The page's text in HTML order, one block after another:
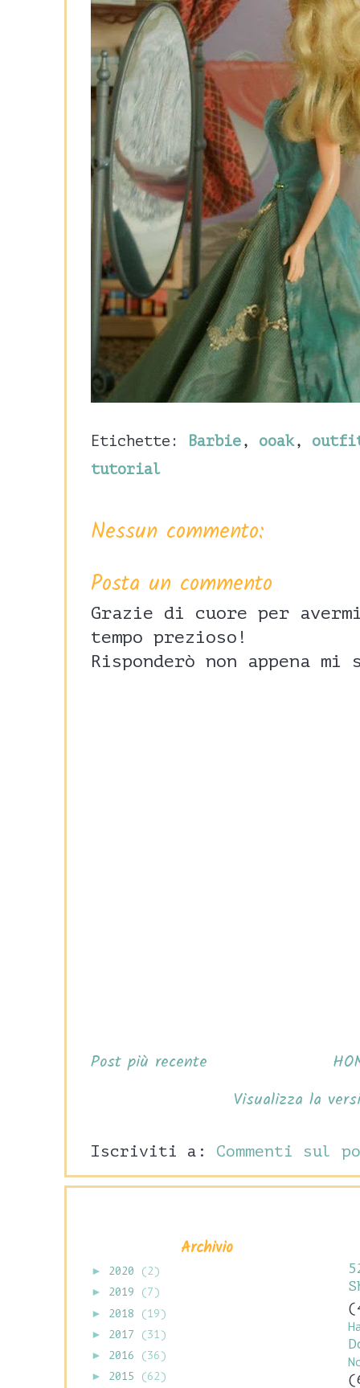
Etichette: Barbie , ooak,
tutorial
Nessun commento:
Posta un commento
Grazie di cuore per
tempo prezioso!
Risponderò non appena
Post più recente
Visualizza la
Iscriviti a: Commenti sul
Archivio
► 2020
(2)
► 2019
(7)
►
2018
(19)
►
2017
(31)
►
2016
(36)
►
2015
(62)